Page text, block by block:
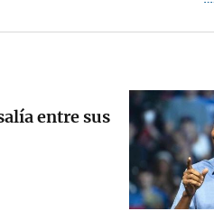
entre sus